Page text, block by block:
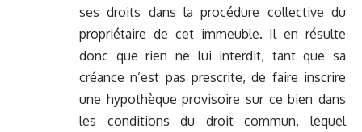
ses droits dans la procédure collective du
propriétaire de cet immeuble. Il en résulte
donc que rien ne lui interdit, tant que sa
créance n’est pas prescrite, de faire inscrire
une hypothèque provisoire sur ce bien dans
les conditions du droit commun, lequel